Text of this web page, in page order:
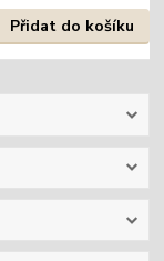
Přidat do košíku